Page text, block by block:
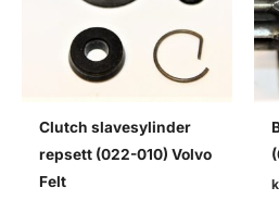
Clutch slavesylinder
repsett (022-010) Volvo
Felt